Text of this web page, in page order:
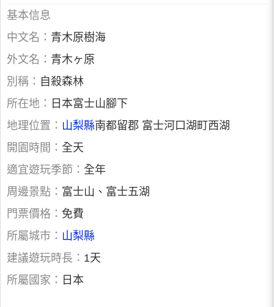
基本信息
中文名： 青木原樹海
外文名： 青木ヶ原
別稱： 自殺森林
所在地： 日本富士山腳下
地理位置： 山梨縣南都留郡 富士河口湖町西湖
開園時間： 全天
適宜遊玩季節： 全年
周邊景點： 富士山、富士五湖
門票價格： 免費
所屬城市： 山梨縣
建議遊玩時長： 1天
所屬國家： 日本